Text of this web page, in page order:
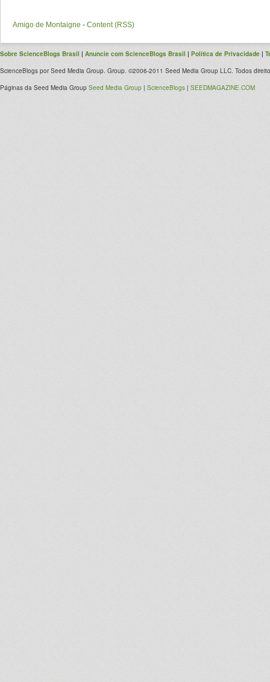
Amigo de Montaigne - Content (RSS)
Sobre ScienceBlogs Brasil | Anuncie com ScienceBlogs Brasil | Política de Privacidade |
ScienceBlogs por Seed Media Group. Group. ©2006-2011 Seed Media Group LLC. Todos
Páginas da Seed Media Group Seed Media Group | ScienceBlogs | SEEDMAGAZINE.COM